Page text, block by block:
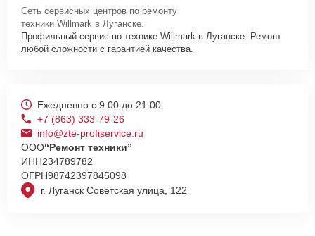
Сеть сервисных центров по ремонту
техники Willmark в Луганске.
Профильный сервис по технике Willmark в Луганске. Ремонт
любой сложности с гарантией качества.
г. Луганск Советская улица, 122
Ежедневно с 9:00 до 21:00
+7 (863) 333-79-26
info@zte-profiservice.ru
ООО“Ремонт техники”
ИНН234789782
ОГРН98742397845098